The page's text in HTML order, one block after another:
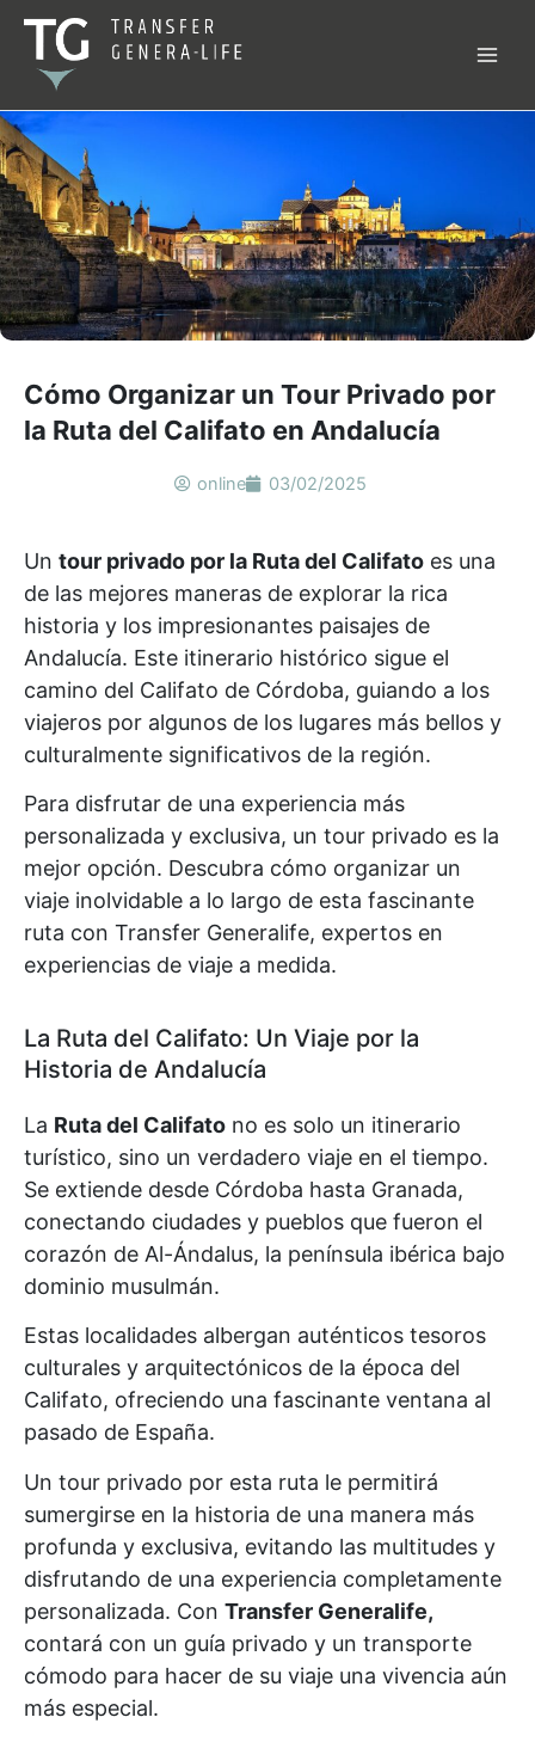
contenido
Cómo Organizar un Tour Privado por
la Ruta del Califato en Andalucía
online 03/02/2025
Un tour privado por la Ruta del Califato es una
de las mejores maneras de explorar la rica
historia y los impresionantes paisajes de
Andalucía. Este itinerario histórico sigue el
camino del Califato de Córdoba, guiando a los
viajeros por algunos de los lugares más bellos y
culturalmente significativos de la región.
Para disfrutar de una experiencia más
personalizada y exclusiva, un tour privado es la
mejor opción. Descubra cómo organizar un
viaje inolvidable a lo largo de esta fascinante
ruta con Transfer Generalife, expertos en
experiencias de viaje a medida.
La Ruta del Califato: Un Viaje por la
Historia de Andalucía
La Ruta del Califato no es solo un itinerario
turístico, sino un verdadero viaje en el tiempo.
Se extiende desde Córdoba hasta Granada,
conectando ciudades y pueblos que fueron el
corazón de Al-Ándalus, la península ibérica bajo
dominio musulmán.
Estas localidades albergan auténticos tesoros
culturales y arquitectónicos de la época del
Califato, ofreciendo una fascinante ventana al
pasado de España.
Un tour privado por esta ruta le permitirá
sumergirse en la historia de una manera más
profunda y exclusiva, evitando las multitudes y
disfrutando de una experiencia completamente
personalizada. Con Transfer Generalife,
contará con un guía privado y un transporte
cómodo para hacer de su viaje una vivencia aún
más especial.